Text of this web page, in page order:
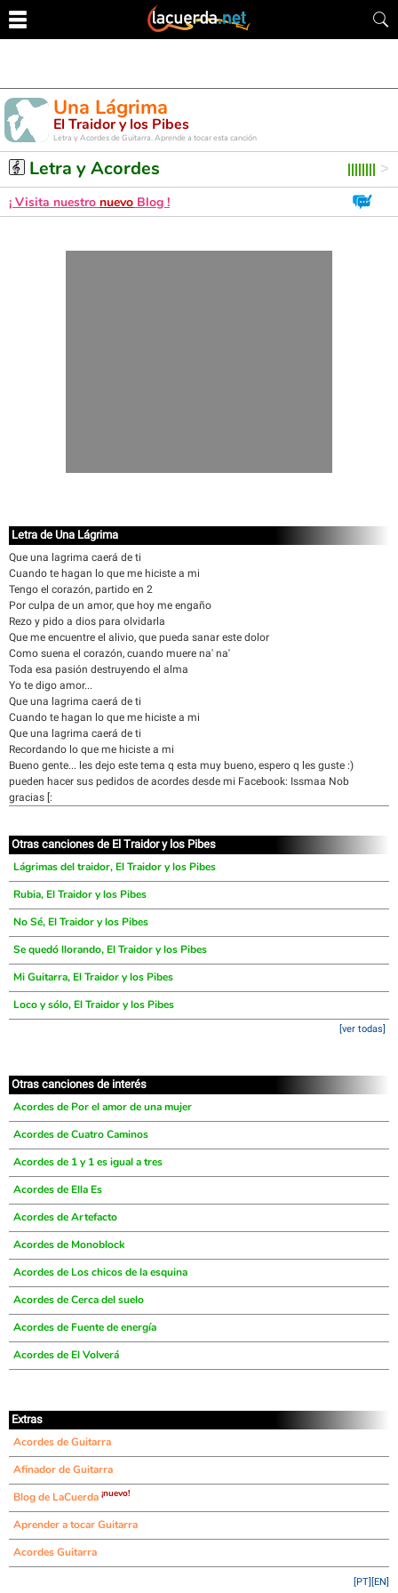
Una Lágrima
El Traidor y los Pibes
Letra y Acordes de Guitarra. Aprende a tocar esta canción
Letra y Acordes
¡ Visita nuestro nuevo Blog !
Letra de Una Lágrima
Que una lagrima caerá de ti
Cuando te hagan lo que me hiciste a mi
Tengo el corazón, partido en 2
Por culpa de un amor, que hoy me engaño
Rezo y pido a dios para olvidarla
Que me encuentre el alivio, que pueda sanar este dolor
Como suena el corazón, cuando muere na' na'
Toda esa pasión destruyendo el alma
Yo te digo amor...
Que una lagrima caerá de ti
Cuando te hagan lo que me hiciste a mi
Que una lagrima caerá de ti
Recordando lo que me hiciste a mi
Bueno gente... les dejo este tema q esta muy bueno, espero q les guste :)
pueden hacer sus pedidos de acordes desde mi Facebook: Issmaa Nob
gracias [:
Otras canciones de El Traidor y los Pibes
Lágrimas del traidor, El Traidor y los Pibes
Rubia, El Traidor y los Pibes
No Sé, El Traidor y los Pibes
Se quedó llorando, El Traidor y los Pibes
Mi Guitarra, El Traidor y los Pibes
Loco y sólo, El Traidor y los Pibes
[ver todas]
Otras canciones de interés
Acordes de Por el amor de una mujer
Acordes de Cuatro Caminos
Acordes de 1 y 1 es igual a tres
Acordes de Ella Es
Acordes de Artefacto
Acordes de Monoblock
Acordes de Los chicos de la esquina
Acordes de Cerca del suelo
Acordes de Fuente de energía
Acordes de El Volverá
Extras
Acordes de Guitarra
Afinador de Guitarra
Blog de LaCuerda ¡nuevo!
Aprender a tocar Guitarra
Acordes Guitarra
[EN]
[PT]